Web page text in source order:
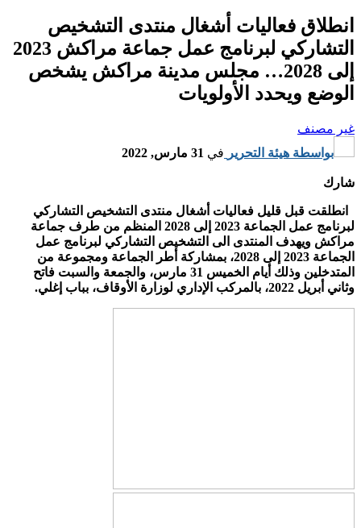
انطلاق فعاليات أشغال منتدى التشخيص
التشاركي لبرنامج عمل جماعة مراكش 2023
إلى 2028… مجلس مدينة مراكش يشخص
الوضع ويحدد الأولويات
غير مصنف
بواسطة هيئة التحرير في 31 مارس, 2022
شارك
انطلقت قبل قليل فعاليات أشغال منتدى التشخيص التشاركي
لبرنامج عمل الجماعة 2023 إلى 2028 المنظم من طرف جماعة
مراكش ويهدف المنتدى الى التشخيص التشاركي لبرنامج عمل
الجماعة 2023 إلى 2028، بمشاركة أطر الجماعة ومجموعة من
المتدخلين وذلك أيام الخميس 31 مارس، والجمعة والسبت فاتح
وثاني أبريل 2022، بالمركب الإداري لوزارة الأوقاف، بباب إغلي.